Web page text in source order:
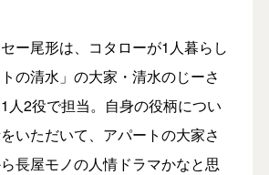
ー尾形は、コタローが1人暮らし
の清水」の大家・清水のじーさ
人2役で担当。自身の役柄につい
いただいて、アパートの大家さ
長屋モノの人情ドラマかなと思